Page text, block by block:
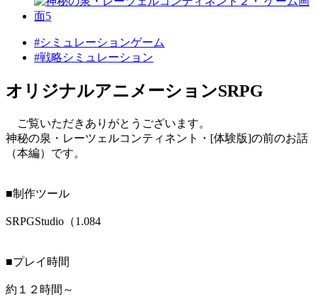
#シミュレーションゲーム
#戦略シミュレーション
オリジナルアニメーションSRPG
ご覧いただきありがとうございます。
神秘の泉・レーツェルコンティネント・[体験版]の前のお話
（本編）です。
■制作ツール
SRPGStudio（1.084
■プレイ時間
約１２時間～